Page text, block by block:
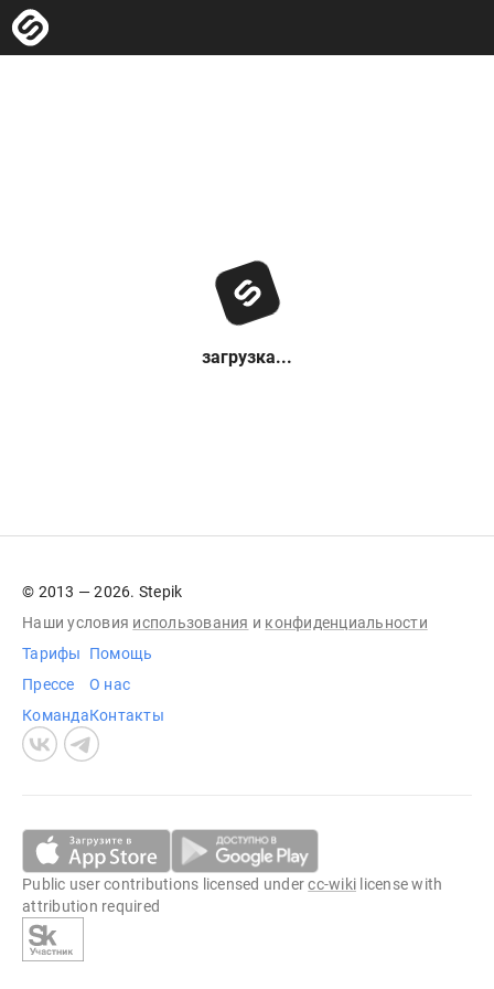
загрузка...
© 2013 — 2026. Stepik
Наши условия использования и конфиденциальности
Тарифы
Прессе
Команда
Помощь
О нас
Контакты
Public user contributions licensed undercc-wiki license with
attribution required